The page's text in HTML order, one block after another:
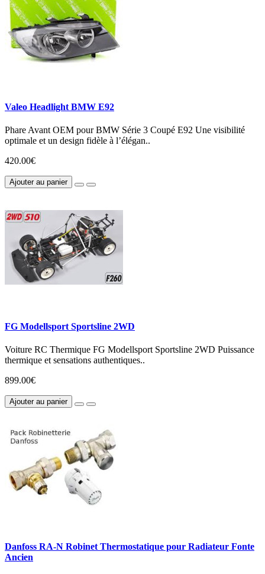
Valeo Headlight BMW E92
Phare Avant OEM pour BMW Série 3 Coupé E92 Une visibilité
optimale et un design fidèle à l’élégan..
420.00€
Ajouter au panier
FG Modellsport Sportsline 2WD
Voiture RC Thermique FG Modellsport Sportsline 2WD Puissance
thermique et sensations authentiques..
899.00€
Ajouter au panier
Danfoss RA-N Robinet Thermostatique pour Radiateur Fonte
Ancien